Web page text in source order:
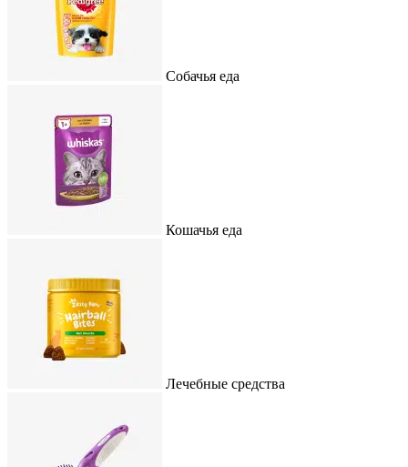
Собачья еда
Кошачья еда
Лечебные средства